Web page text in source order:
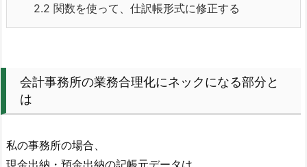
2.2 関数を使って、仕訳帳形式に修正する
会計事務所の業務合理化にネックになる部分と
は
私の事務所の場合、
現金出納・預金出納の記帳元データは、